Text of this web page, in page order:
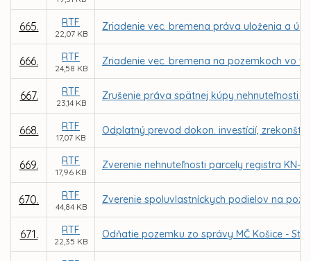
665. RTF
22,07 KB
Zriadenie vec. bremena práva uloženia a
666. RTF
24,58 KB
Zriadenie vec. bremena na pozemkoch vo
667. RTF
23,14 KB
Zrušenie práva spätnej kúpy nehnuteľnosti -
668. RTF
17,07 KB
Odplatný prevod dokon. investícií,
669. RTF
17,96 KB
Zverenie nehnuteľnosti parcely registra KN-
670. RTF
44,84 KB
Zverenie spoluvlastníckych podielov na
671. RTF
22,35 KB
Odňatie pozemku zo správy MČ Košice -